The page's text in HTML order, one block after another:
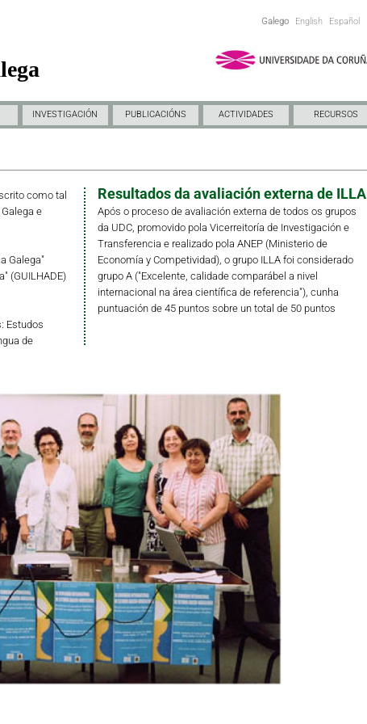
Galego English Español
INVESTIGACIÓN PUBLICACIÓNS ACTIVIDADES RECURSOS
como tal
e
Galega"
(GUILHADE)
Estudos
de
Resultados da avaliación externa de ILLA
Após o proceso de avaliación externa de todos os grupos
da UDC, promovido pola Vicerreitoría de Investigación e
Transferencia e realizado pola ANEP (Ministerio de
Economía y Competividad), o grupo ILLA foi considerado
grupo A ("Excelente, calidade comparábel a nivel
internacional na área científica de referencia"), cunha
puntuación de 45 puntos sobre un total de 50 puntos